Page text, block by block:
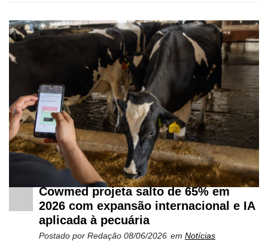
Cowmed projeta salto de 65% em
2026 com expansão internacional e IA
aplicada à pecuária
Postado por Redação 08/06/2026 em Notícias